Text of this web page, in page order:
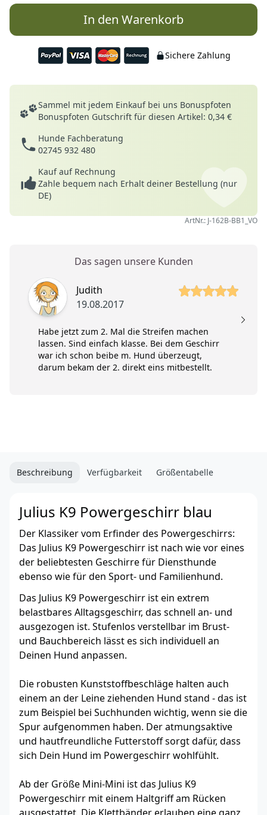
In den Warenkorb
Sichere Zahlung
Deine Vorteile
Sammel mit jedem Einkauf bei uns Bonuspfoten
Bonuspfoten Gutschrift für diesen Artikel: 0,34 €
Hunde Fachberatung
02745 932 480
Kauf auf Rechnung
Zahle bequem nach Erhalt deiner Bestellung (nur
DE)
ArtNr.: J-162B-BB1_VO
Das sagen unsere Kunden
Judith
19.08.2017
5 von 5 Sterne
Habe jetzt zum 2. Mal die Streifen machen
lassen. Sind einfach klasse. Bei dem Geschirr
war ich schon beibe m. Hund überzeugt,
darum bekam der 2. direkt eins mitbestellt.
Beschreibung Verfügbarkeit Größentabelle
Julius K9 Powergeschirr blau
Der Klassiker vom Erfinder des Powergeschirrs:
Das Julius K9 Powergeschirr ist nach wie vor eines
der beliebtesten Geschirre für Diensthunde
ebenso wie für den Sport- und Familienhund.
Das Julius K9 Powergeschirr ist ein extrem
belastbares Alltagsgeschirr, das schnell an- und
ausgezogen ist. Stufenlos verstellbar im Brust-
und Bauchbereich lässt es sich individuell an
Deinen Hund anpassen.
Die robusten Kunststoffbeschläge halten auch
einem an der Leine ziehenden Hund stand - das ist
zum Beispiel bei Suchhunden wichtig, wenn sie die
Spur aufgenommen haben. Der atmungsaktive
und hautfreundliche Futterstoff sorgt dafür, dass
sich Dein Hund im Powergeschirr wohlfühlt.
Ab der Größe Mini-Mini ist das Julius K9
Powergeschirr mit einem Haltgriff am Rücken